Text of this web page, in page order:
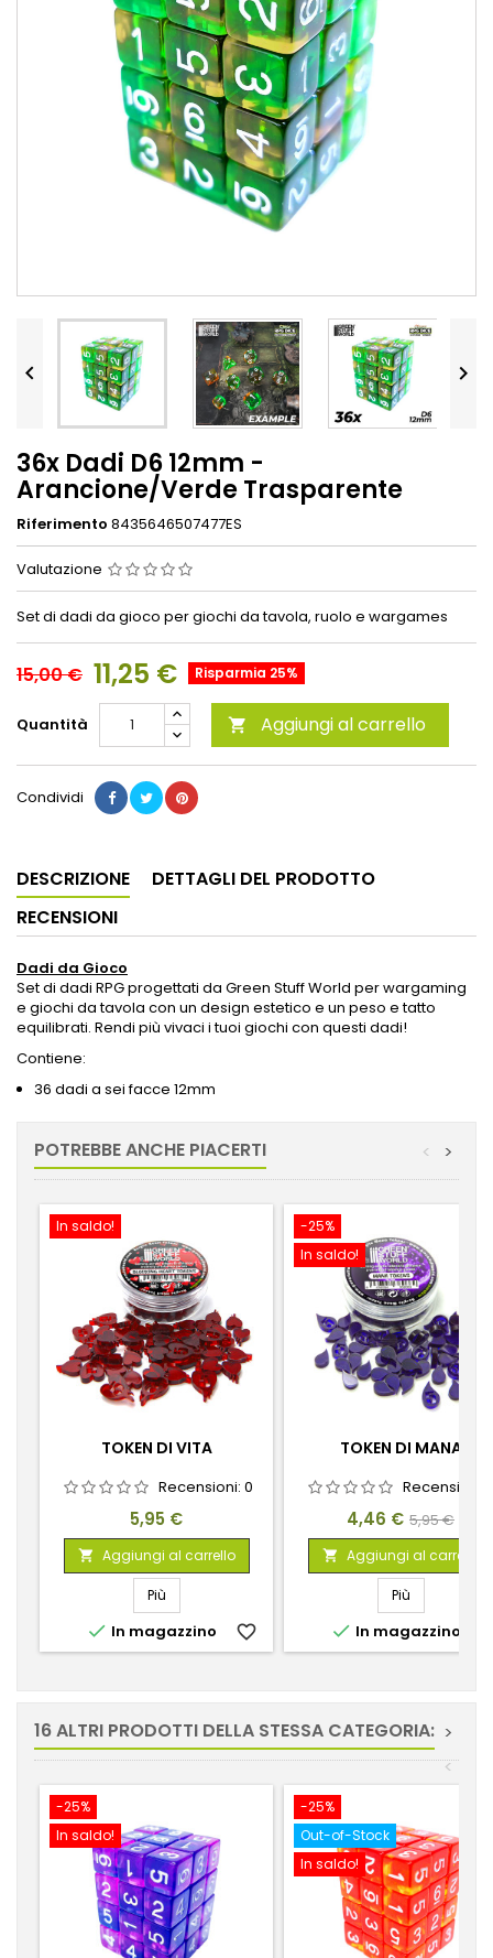
 
36x Dadi D6 12mm -
Arancione/Verde Trasparente
Riferimento 8435646507477ES
Valutazione
Set di dadi da gioco per giochi da tavola, ruolo e wargames
15,00 € 11,25 € Risparmia 25%
Quantità  Aggiungi al carrello
Condividi
DESCRIZIONE
DETTAGLI DEL PRODOTTO
RECENSIONI
Dadi da Gioco
Set di dadi RPG progettati da Green Stuff World per wargaming
e giochi da tavola con un design estetico e un peso e tatto
equilibrati. Rendi più vivaci i tuoi giochi con questi dadi!
Contiene:
36 dadi a sei facce 12mm
POTREBBE ANCHE PIACERTI >
<
In saldo!
TOKEN DI VITA
Recensioni: 0
Prezzo
5,95 €
 Aggiungi al carrello
Più
 In magazzino favorite_border
-25%
In saldo!
TOKEN DI MANA
Recensioni:
Prezzo
4,46 € Prezzo
base
5,95 €
 Aggiungi al carrello
Più
 In magazzino
16 ALTRI PRODOTTI DELLA STESSA CATEGORIA: >
<
-25%
In saldo!
-25%
Out-of-Stock
In saldo!